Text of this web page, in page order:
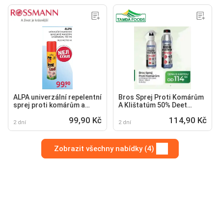
ALPA univerzální repelentní
sprej proti komárům a
2 dní 99,90 Kč
Bros Sprej Proti Komárům
A Klištatúm 50% Deet
2 dní 114,90 Kč
Zobrazit všechny nabídky (4)